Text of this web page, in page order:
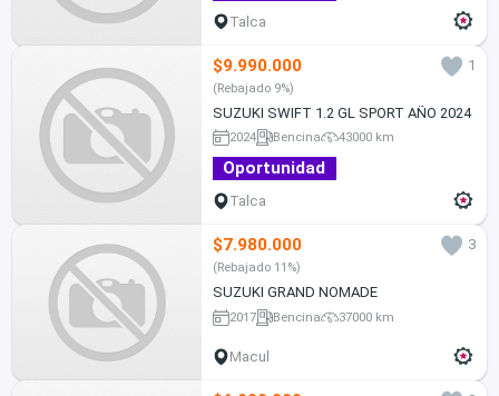
Talca
$9.990.000 1
(Rebajado 9%)
SUZUKI SWIFT 1.2 GL SPORT AÑO 2024
2024 Bencina 43000 km
Oportunidad
Talca
$7.980.000 3
(Rebajado 11%)
SUZUKI GRAND NOMADE
2017 Bencina 37000 km
Macul